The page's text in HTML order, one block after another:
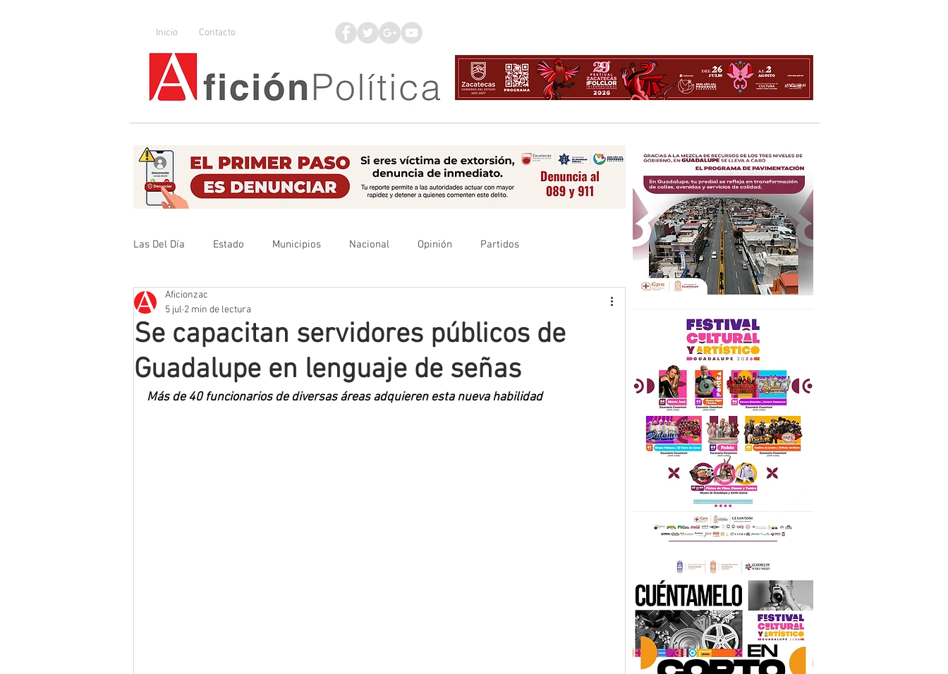
Inicio Contacto
Las Del Día Estado Municipios Nacional Opinión Partidos
Que no se olvide
Mineros LNBP
Se capacitan servidores públicos de
Guadalupe en lenguaje de señas
Aficionzac
5 jul 2 min de lectura
Más de 40 funcionarios de diversas áreas adquieren esta nueva habilidad